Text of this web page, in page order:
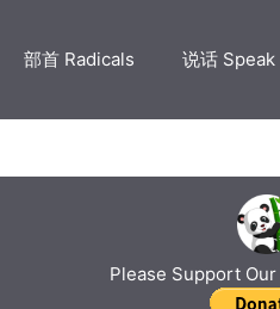
部首 Radicals 说话 Speak
Please Support